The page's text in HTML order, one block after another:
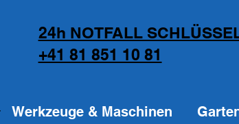
24h NOTFALL
+41 81 851 10 81
Werkzeuge & Maschinen